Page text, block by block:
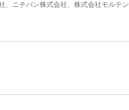
、ニチバン株式会社、株式会社モルテン